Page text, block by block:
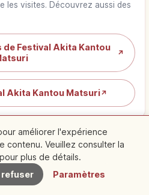
les visites. Découvrez aussi des
Festival Akita Kantou
↗
Akita Kantou Matsuri↗
à
À proximité
améliorer l'expérience
contenu. Veuillez consulter la
pour plus de détails.
refuser Paramètres